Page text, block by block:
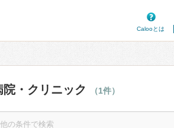
Calooとは
・クリニック （1件）